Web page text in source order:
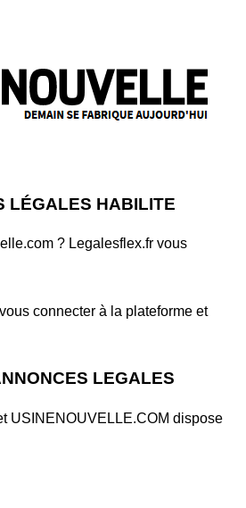
LÉGALES HABILITE
? Legalesflex.fr vous
connecter à la plateforme et
LEGALES
USINENOUVELLE.COM dispose